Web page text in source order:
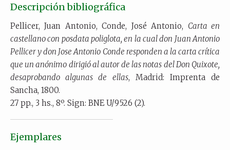
Descripción bibliográfica
Pellicer, Juan Antonio, Conde, José Antonio, Carta en
castellano con posdata poliglota, en la cual don Juan Antonio
Pellicer y don Jose Antonio Conde responden a la carta crítica
que un anónimo dirigió al autor de las notas del Don Quixote,
desaprobando algunas de ellas, Madrid: Imprenta de
Sancha, 1800.
27 pp., 3 hs., 8º. Sign: BNE U/9526 (2).
Ejemplares